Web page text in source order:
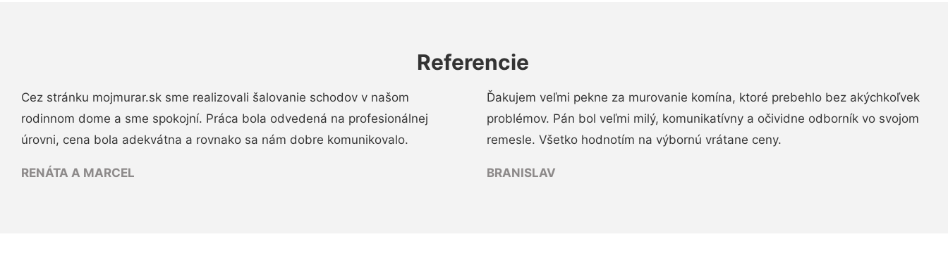
Referencie
Cez stránku mojmurar.sk sme realizovali šalovanie schodov v našom
rodinnom dome a sme spokojní. Práca bola odvedená na profesionálnej
úrovni, cena bola adekvátna a rovnako sa nám dobre komunikovalo.
RENÁTA A MARCEL
Ďakujem veľmi pekne za murovanie komína, ktoré prebehlo bez akýchkoľvek
problémov. Pán bol veľmi milý, komunikatívny a očividne odborník vo svojom
remesle. Všetko hodnotím na výbornú vrátane ceny.
BRANISLAV